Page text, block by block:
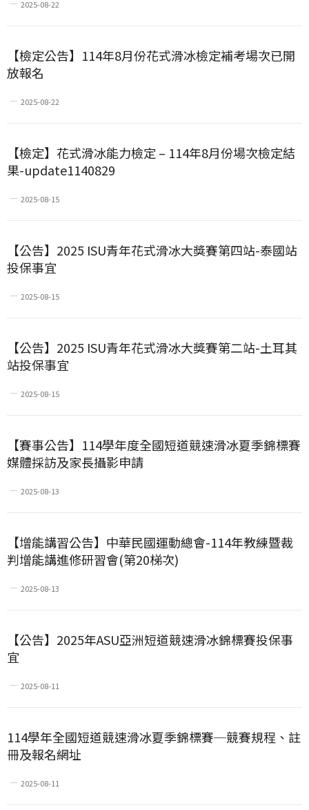
2025-08-22
【檢定公告】114年8月份花式滑冰檢定補考場次已開
放報名
2025-08-22
【檢定】花式滑冰能力檢定 – 114年8月份場次檢定結
果-update1140829
2025-08-15
【公告】2025 ISU青年花式滑冰大獎賽第四站-泰國站
投保事宜
2025-08-15
【公告】2025 ISU青年花式滑冰大獎賽第二站-土耳其
站投保事宜
2025-08-15
【賽事公告】114學年度全國短道競速滑冰夏季錦標賽
媒體採訪及家長攝影申請
2025-08-13
【增能講習公告】中華民國運動總會-114年教練暨裁
判增能講進修研習會(第20梯次)
2025-08-13
【公告】2025年ASU亞洲短道競速滑冰錦標賽投保事
宜
2025-08-11
114學年全國短道競速滑冰夏季錦標賽─競賽規程、註
冊及報名網址
2025-08-11